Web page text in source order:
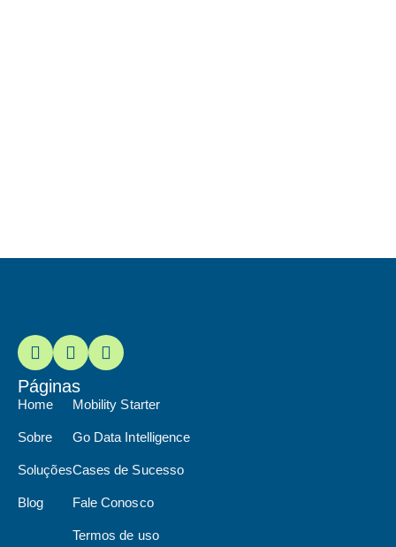
Páginas
Home
Sobre
Soluções
Blog
Mobility Starter
Go Data Intelligence
Cases de Sucesso
Fale Conosco
Termos de uso